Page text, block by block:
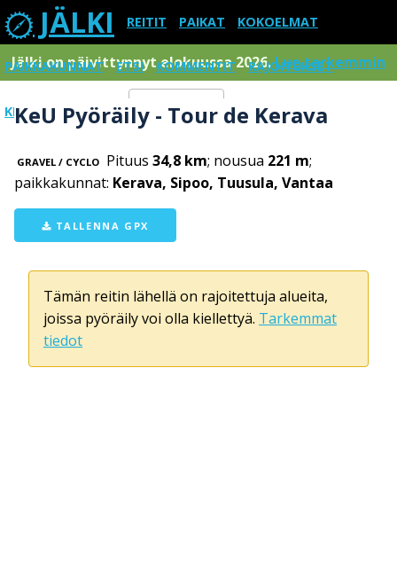
JÄLKI REITIT PAIKAT KOKOELMAT
PAIKKAKUNNAT ETSI KOMMENTIT RAJOITUKSET
KIRJAUDU SISÄÄN Menu
Jälki on päivittynnyt elokuussa 2026.Lue tarkemmin
KeU Pyöräily - Tour de Kerava
GRAVEL / CYCLO Pituus 34,8 km; nousua 221 m;
paikkakunnat: Kerava, Sipoo, Tuusula, Vantaa
TALLENNA GPX
Tämän reitin lähellä on rajoitettuja alueita,
joissa pyöräily voi olla kiellettyä. Tarkemmat
tiedot